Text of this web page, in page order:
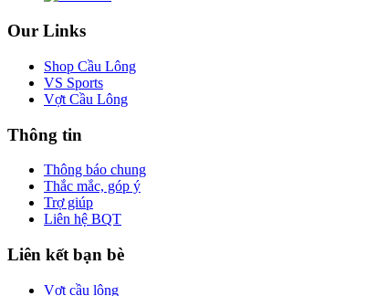
Our Links
Shop Cầu Lông
VS Sports
Vợt Cầu Lông
Thông tin
Thông báo chung
Thắc mắc, góp ý
Trợ giúp
Liên hệ BQT
Liên kết bạn bè
Vợt cầu lông